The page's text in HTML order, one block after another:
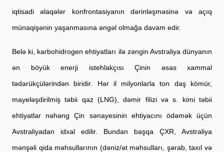
iqtisadi əlaqələr konfrontasiyanın dərinləşməsinə və açıq
münaqişənin yaşanmasına əngəl olmağa davam edir.
Belə ki, karbohidrogen ehtiyatları ilə zəngin Avstraliya dünyanın
ən böyük enerji istehlakçısı Çinin əsas xammal
tədarükçülərindən biridir. Hər il milyonlarla ton daş kömür,
mayeləşdirilmiş təbii qaz (LNG), dəmir filizi və s. kimi təbii
ehtiyatlar nəhəng Çin sənayesinin ehtiyacını ödəmək üçün
Avstraliyadan idxal edilir. Bundan başqa ÇXR, Avstraliya
mənşəli qida məhsullarının (dəniz/ət məhsulları, şərab, taxıl və